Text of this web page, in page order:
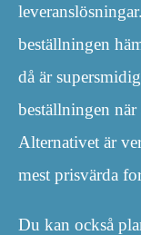
beställningen
då är
beställningen
Alternativet är
mest prisvärda
Du kan också